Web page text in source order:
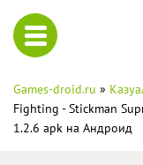
Games-droid.ru »
Fighting - Stickman
1.2.6 apk на Андроид